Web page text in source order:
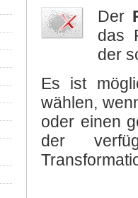
Der
das
der
Es ist
wählen,
oder einen
der